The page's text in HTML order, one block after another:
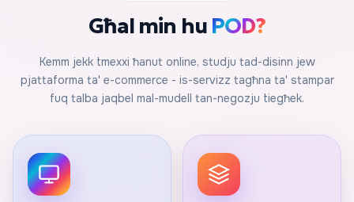
Għal min hu POD?
Kemm jekk tmexxi ħanut online, studju tad-disinn jew
pjattaforma ta' e-commerce - is-servizz tagħna ta' stampar
fuq talba jaqbel mal-mudell tan-negozju tiegħek.